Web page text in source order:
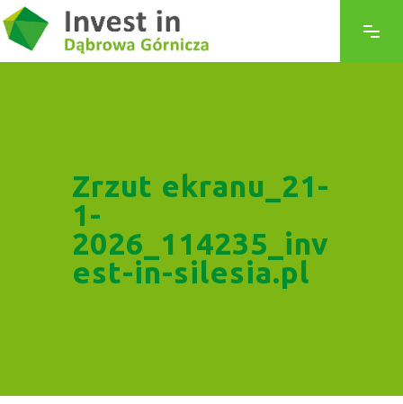
Zrzut ekranu_21-
1-
2026_114235_inv
est-in-silesia.pl